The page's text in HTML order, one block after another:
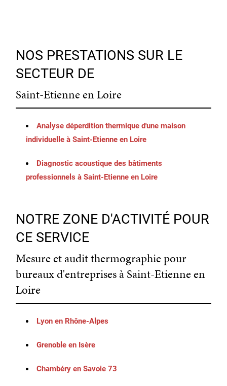
NOS PRESTATIONS SUR LE
SECTEUR DE
Saint-Etienne en Loire
Analyse déperdition thermique d'une maison
individuelle à Saint-Etienne en Loire
Diagnostic acoustique des bâtiments
professionnels à Saint-Etienne en Loire
NOTRE ZONE D'ACTIVITÉ POUR
CE SERVICE
Mesure et audit thermographie pour
bureaux d'entreprises à Saint-Etienne en
Loire
Lyon en Rhône-Alpes
Grenoble en Isère
Chambéry en Savoie 73